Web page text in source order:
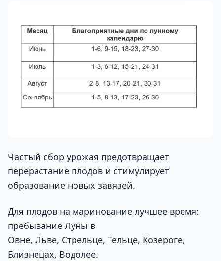
Частый сбор урожая предотвращает
перерастание плодов и стимулирует
образование новых завязей.
Для плодов на маринование лучшее время:
пребывание Луны в
Овне, Льве, Стрельце, Тельце, Козероге,
Близнецах, Водолее.